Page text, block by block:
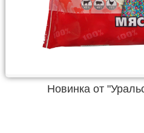
Новинка от